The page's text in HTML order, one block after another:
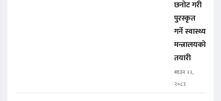
छनोट गरी
पुरस्कृत
गर्ने स्वास्थ्य
मन्त्रालयको
तयारी
साउन २२,
२०८३